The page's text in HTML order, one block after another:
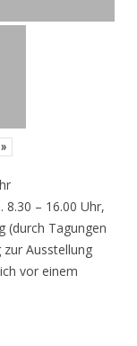
»
8.30 – 16.00 Uhr,
(durch Tagungen
Ausstellung
vor einem